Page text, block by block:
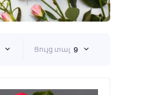
Ցույց տալ 9